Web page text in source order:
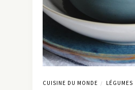
CUISINE DU MONDE / LÉGUMES